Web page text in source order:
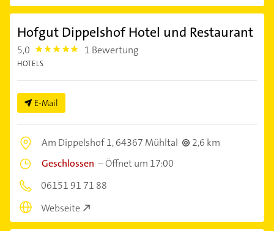
Hofgut Dippelshof Hotel und Restaurant
5,0 5.0 1 Bewertung
HOTELS
E-Mail
Am Dippelshof 1,64367 Mühltal
2,6 km
Geschlossen –Öffnet um 17:00
06151 91 71 88
Webseite